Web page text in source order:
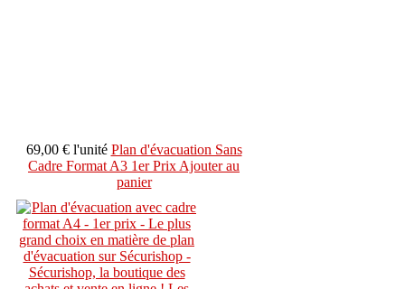
69,00 € l'unité Plan d'évacuation Sans
Cadre Format A3 1er PrixAjouter au
panier